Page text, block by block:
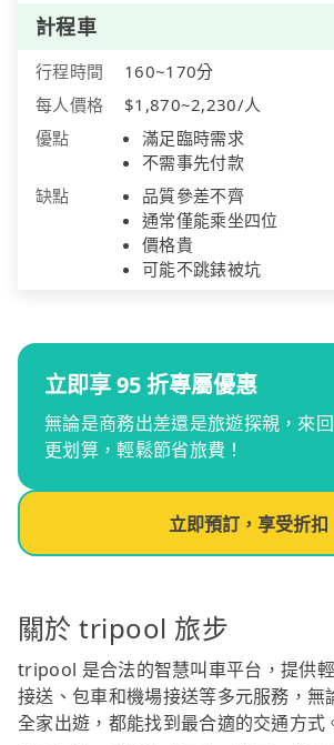
計程車
行程時間
160~170分
每人價格
$1,870~2,230/人
優點
滿足臨時需求
不需事先付款
缺點
品質參差不齊
通常僅能乘坐四位
價格貴
可能不跳錶被坑
立即享 95 折專屬優惠
無論是商務出差還是旅遊探親，來
更划算，輕鬆節省旅費！
立即預訂，享受折扣
關於 tripool 旅步
tripool 是合法的智慧叫車平台，提供
接送、包車和機場接送等多元服務，無
全家出遊，都能找到最合適的交通方式